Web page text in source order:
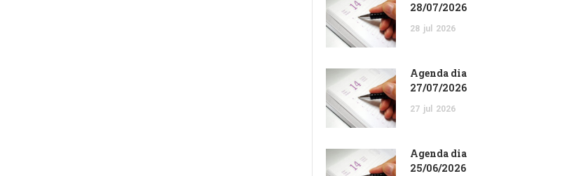
28/07/2026
28 jul 2026
Agenda dia
27/07/2026
27 jul 2026
Agenda dia
25/06/2026